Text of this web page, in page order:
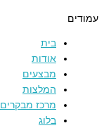
עמודים
בית
אודות
מבצעים
המלצות
מרכז מבקרים
בלוג